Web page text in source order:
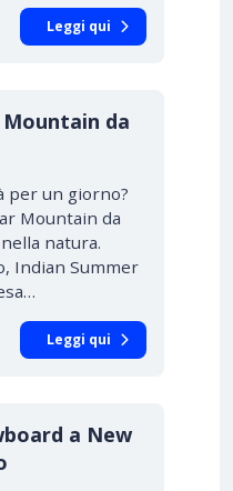
Leggi qui
Mountain da
per un giorno?
Mountain da
natura.
Indian Summer
Leggi qui
a New